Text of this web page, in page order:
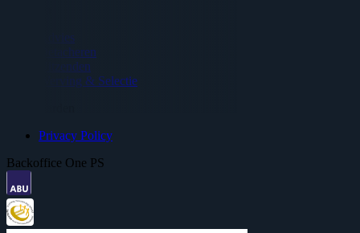
Advies
Detacheren
Uitzenden
Werving & Selectie
Privacy Policy
Backoffice One PS